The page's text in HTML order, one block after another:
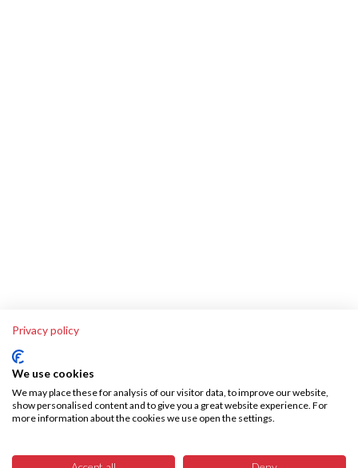
Effiziente Warenbeschaffung leicht gemacht – SKA Tech übernimmt Ihren
Privacy policy
We use cookies
We may place these for analysis of our visitor data, to improve our website,
show personalised content and to give you a great website experience. For
more information about the cookies we use open the settings.